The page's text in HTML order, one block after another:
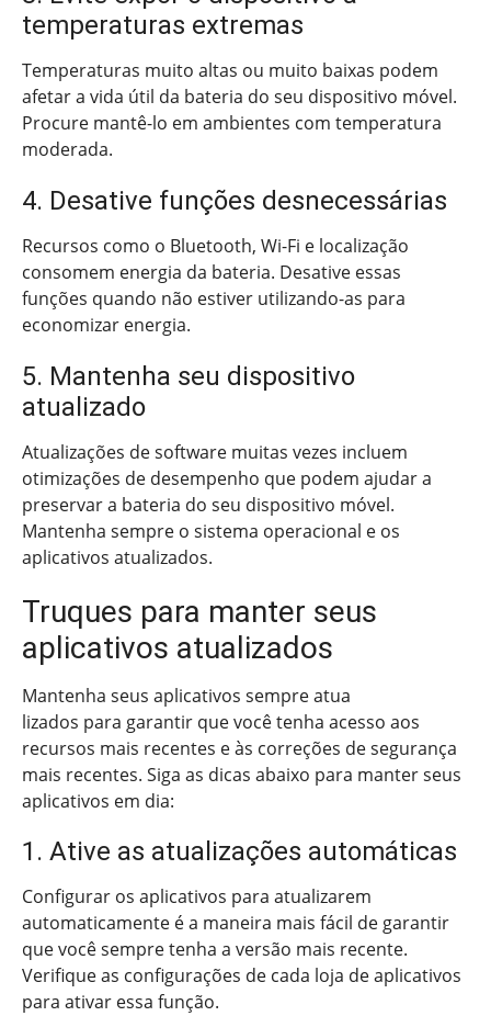
temperaturas extremas
Temperaturas muito altas ou muito baixas podem
afetar a vida útil da bateria do seu dispositivo móvel.
Procure mantê-lo em ambientes com temperatura
moderada.
4. Desative funções desnecessárias
Recursos como o Bluetooth, Wi-Fi e localização
consomem energia da bateria. Desative essas
funções quando não estiver utilizando-as para
economizar energia.
5. Mantenha seu dispositivo
atualizado
Atualizações de software muitas vezes incluem
otimizações de desempenho que podem ajudar a
preservar a bateria do seu dispositivo móvel.
Mantenha sempre o sistema operacional e os
aplicativos atualizados.
Truques para manter seus
aplicativos atualizados
Mantenha seus aplicativos sempre atua
lizados para garantir que você tenha acesso aos
recursos mais recentes e às correções de segurança
mais recentes. Siga as dicas abaixo para manter seus
aplicativos em dia:
1. Ative as atualizações automáticas
Configurar os aplicativos para atualizarem
automaticamente é a maneira mais fácil de garantir
que você sempre tenha a versão mais recente.
Verifique as configurações de cada loja de aplicativos
para ativar essa função.